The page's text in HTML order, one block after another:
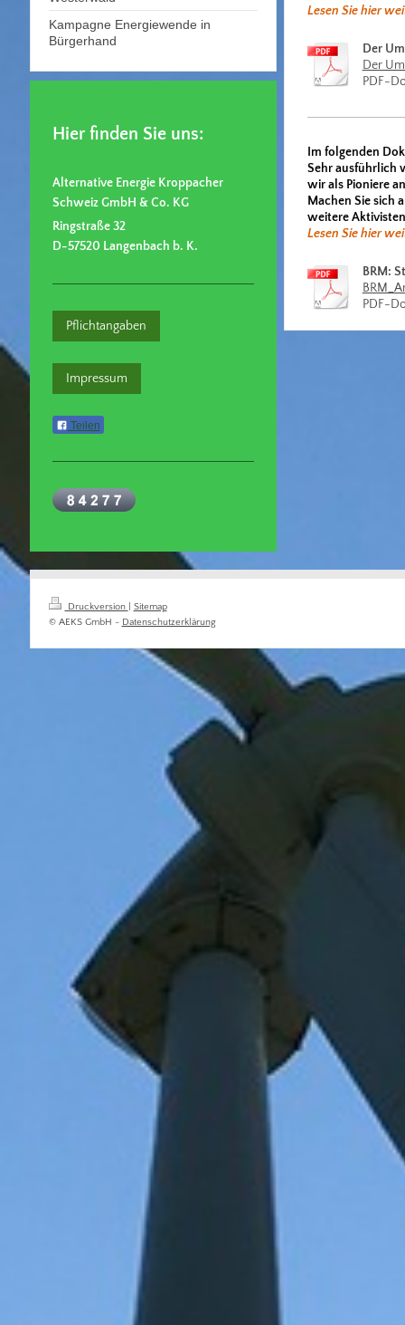
Lesen Sie hier
Der
Der
PDF-
Im folgenden
Sehr ausführlich
wir als Pioniere
Machen Sie sich
weitere
Lesen Sie hier
BRM:
PDF-
Kampagne Energiewende in
Bürgerhand
Hier finden Sie uns:
Alternative Energie Kroppacher
Schweiz GmbH & Co. KG
Ringstraße 32
D-57520 Langenbach b. K.
Pflichtangaben
Impressum
Teilen
Druckversion | Sitemap
© AEKS GmbH - Datenschutzerklärung